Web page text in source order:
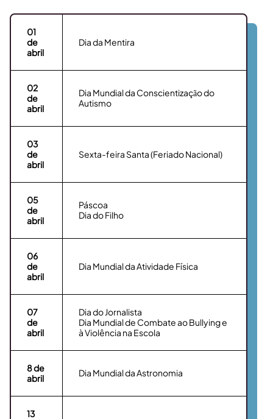
01
de
abril
Dia da Mentira
02
de
abril
Dia Mundial da Conscientização do
Autismo
03
de
abril
Sexta-feira Santa (Feriado Nacional)
05
de
abril
Páscoa
Dia do Filho
06
de
abril
Dia Mundial da Atividade Física
07
de
abril
Dia do Jornalista
Dia Mundial de Combate ao Bullying e
à Violência na Escola
8de
abril
Dia Mundial da Astronomia
13